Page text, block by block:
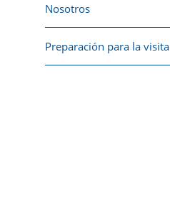
Nosotros
Preparación para la visita